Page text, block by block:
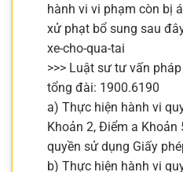
hành vi vi phạm còn bị
xử phạt bổ sung sau
xe-cho-qua-tai
>>> Luật sư tư vấn
tổng đài: 1900.6190
a) Thực hiện hành vi
Khoản 2, Điểm a
quyền sử dụng Giấy
b) Thực hiện hành vi